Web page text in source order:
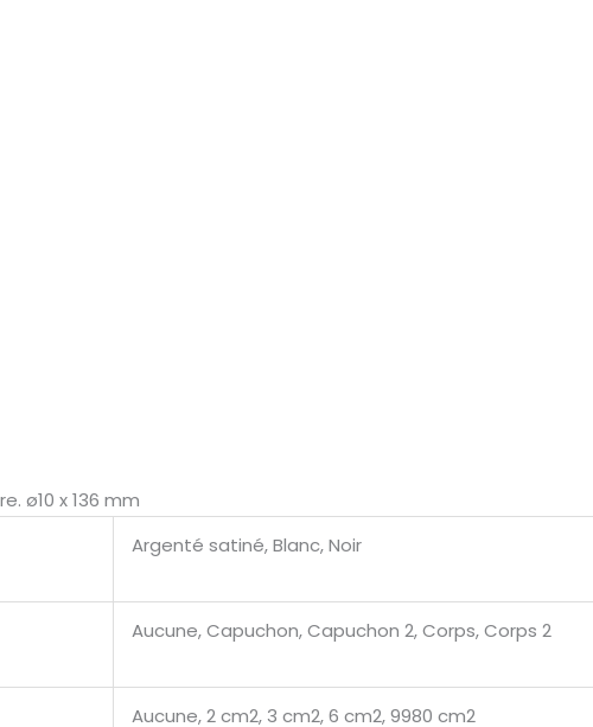
ø10 x 136 mm
Argenté satiné, Blanc, Noir
Aucune, Capuchon, Capuchon 2, Corps, Corps 2
Aucune, 2 cm2, 3 cm2, 6 cm2, 9980 cm2